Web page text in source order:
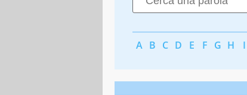
A B C D E F G H I